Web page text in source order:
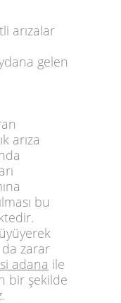
arızalar
gelen
arıza
bu
da zarar
adana ile
bir şekilde